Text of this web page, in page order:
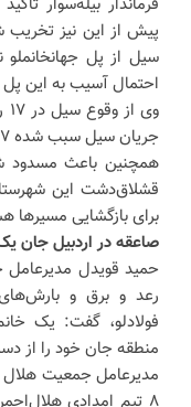
پیش از این نیز تخریب
سیل از پل
احتمال آسیب به این پل
همچنین باعث مسدود
قشلاق‌دشت این
برای بازگشایی مسیرها
صاعقه در اردبیل جان
حمید قویدل مدیرعامل
رعد و برق و بارش‌های
منطقه جان خود را از
مدیرعامل جمعیت هلال